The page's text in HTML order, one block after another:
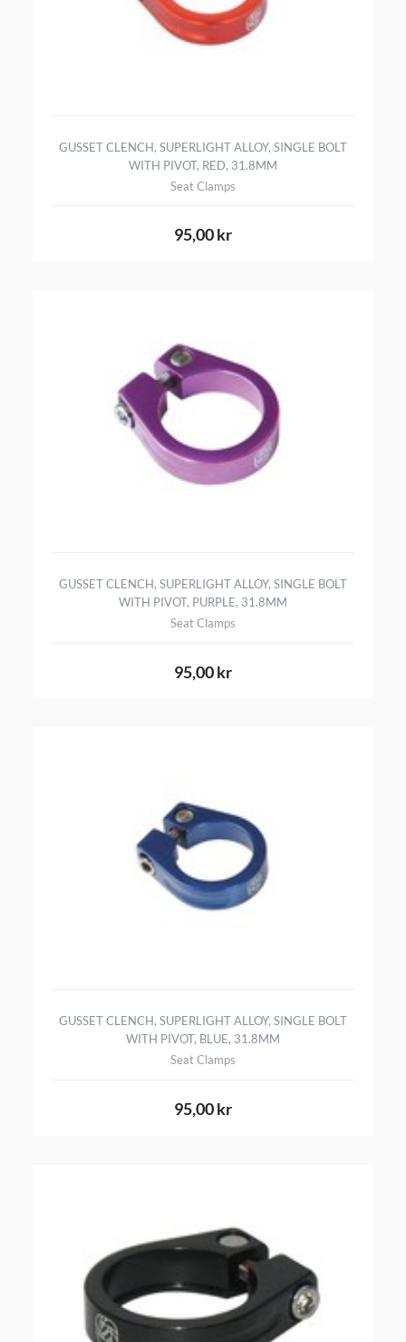
GUSSET CLENCH, SUPERLIGHT ALLOY, SINGLE BOLT
WITH PIVOT, RED, 31.8MM
Seat Clamps
95,00 kr
GUSSET CLENCH, SUPERLIGHT ALLOY, SINGLE BOLT
WITH PIVOT, PURPLE, 31.8MM
Seat Clamps
95,00 kr
GUSSET CLENCH, SUPERLIGHT ALLOY, SINGLE BOLT
WITH PIVOT, BLUE, 31.8MM
Seat Clamps
95,00 kr